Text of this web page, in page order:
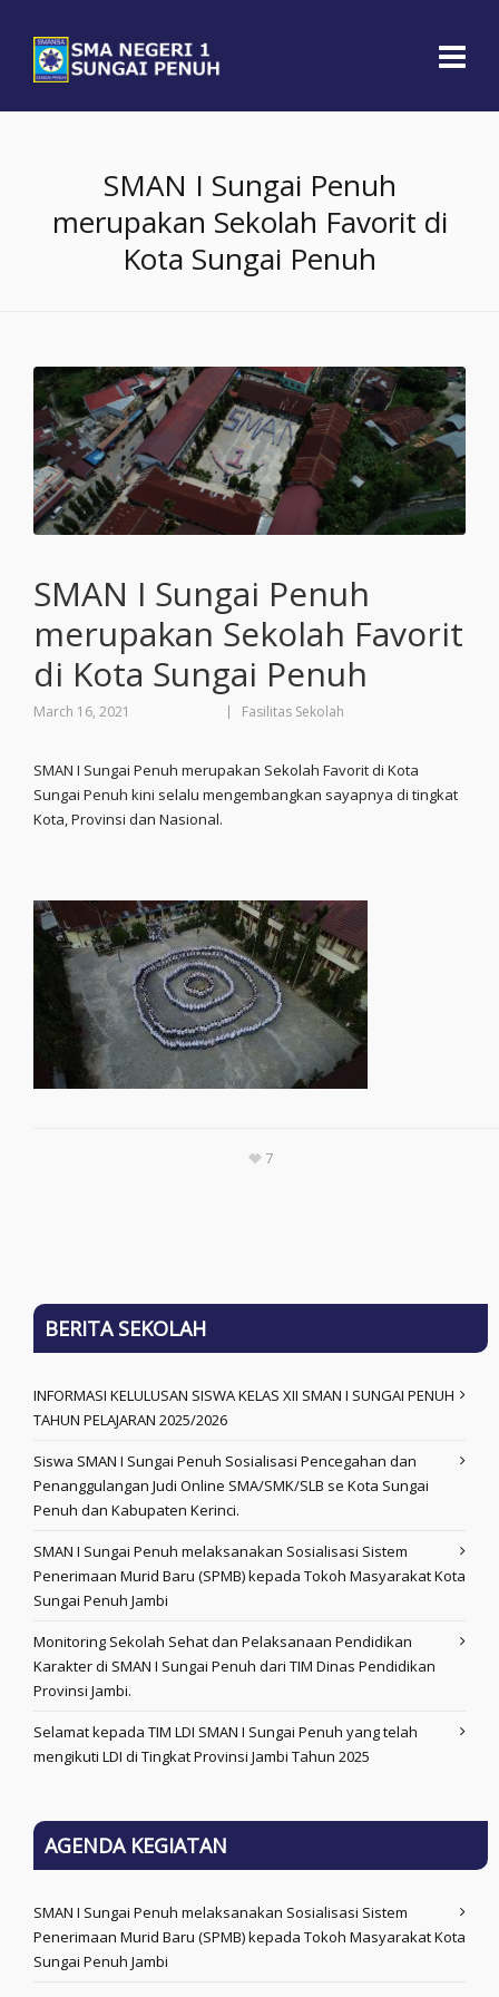
SMAN I Sungai Penuh
merupakan Sekolah Favorit di
Kota Sungai Penuh
SMAN I Sungai Penuh
merupakan Sekolah Favorit
di Kota Sungai Penuh
March 16, 2021 Fasilitas Sekolah
SMAN I Sungai Penuh merupakan Sekolah Favorit di Kota
Sungai Penuh kini selalu mengembangkan sayapnya di tingkat
Kota, Provinsi dan Nasional.
7
BERITA SEKOLAH
INFORMASI KELULUSAN SISWA KELAS XII SMAN I SUNGAI PENUH
TAHUN PELAJARAN 2025/2026
Siswa SMAN I Sungai Penuh Sosialisasi Pencegahan dan
Penanggulangan Judi Online SMA/SMK/SLB se Kota Sungai
Penuh dan Kabupaten Kerinci.
SMAN I Sungai Penuh melaksanakan Sosialisasi Sistem
Penerimaan Murid Baru (SPMB) kepada Tokoh Masyarakat Kota
Sungai Penuh Jambi
Monitoring Sekolah Sehat dan Pelaksanaan Pendidikan
Karakter di SMAN I Sungai Penuh dari TIM Dinas Pendidikan
Provinsi Jambi.
Selamat kepada TIM LDI SMAN I Sungai Penuh yang telah
mengikuti LDI di Tingkat Provinsi Jambi Tahun 2025
AGENDA KEGIATAN
SMAN I Sungai Penuh melaksanakan Sosialisasi Sistem
Penerimaan Murid Baru (SPMB) kepada Tokoh Masyarakat Kota
Sungai Penuh Jambi